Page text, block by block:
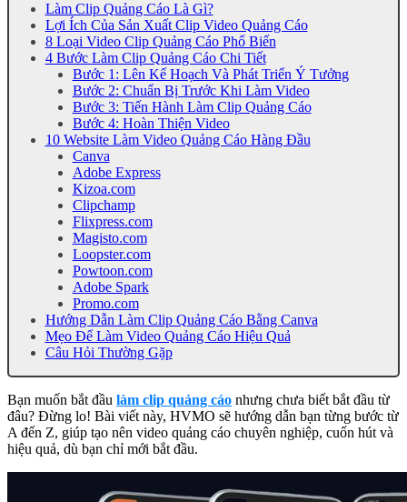
Làm Clip Quảng Cáo Là Gì?
Lợi Ích Của Sản Xuất Clip Video Quảng Cáo
8 Loại Video Clip Quảng Cáo Phổ Biến
4 Bước Làm Clip Quảng Cáo Chi Tiết
Bước 1: Lên Kế Hoạch Và Phát Triển Ý Tưởng
Bước 2: Chuẩn Bị Trước Khi Làm Video
Bước 3: Tiến Hành Làm Clip Quảng Cáo
Bước 4: Hoàn Thiện Video
10 Website Làm Video Quảng Cáo Hàng Đầu
Canva
Adobe Express
Kizoa.com
Clipchamp
Flixpress.com
Magisto.com
Loopster.com
Powtoon.com
Adobe Spark
Promo.com
Hướng Dẫn Làm Clip Quảng Cáo Bằng Canva
Mẹo Để Làm Video Quảng Cáo Hiệu Quả
Câu Hỏi Thường Gặp
Bạn muốn bắt đầu làm clip quảng cáo nhưng chưa biết bắt đầu từ
đâu? Đừng lo! Bài viết này, HVMO sẽ hướng dẫn bạn từng bước từ
A đến Z, giúp tạo nên video quảng cáo chuyên nghiệp, cuốn hút và
hiệu quả, dù bạn chỉ mới bắt đầu.